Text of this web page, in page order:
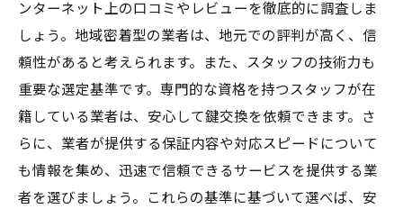
地元に根ざしたサービスの選び方
24時間対応可能な鍵交換サービスの利便性
夜間でも頼れるサポート体制
緊急時の対応事例
24時間対応のサービスの見極め方
安心して生活するための選択肢
ンターネット上の口コミやレビューを徹底的に調査しま
しょう。地域密着型の業者は、地元での評判が高く、信
頼性があると考えられます。また、スタッフの技術力も
重要な選定基準です。専門的な資格を持つスタッフが在
籍している業者は、安心して鍵交換を依頼できます。さ
らに、業者が提供する保証内容や対応スピードについて
も情報を集め、迅速で信頼できるサービスを提供する業
者を選びましょう。これらの基準に基づいて選べば、安